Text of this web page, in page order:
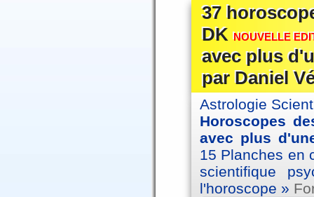
37
DKNOUVELLE
avec plus
par Daniel
Astrologie
Horoscopes
avec plus
15 Planches en
scientifique
l'horoscope »